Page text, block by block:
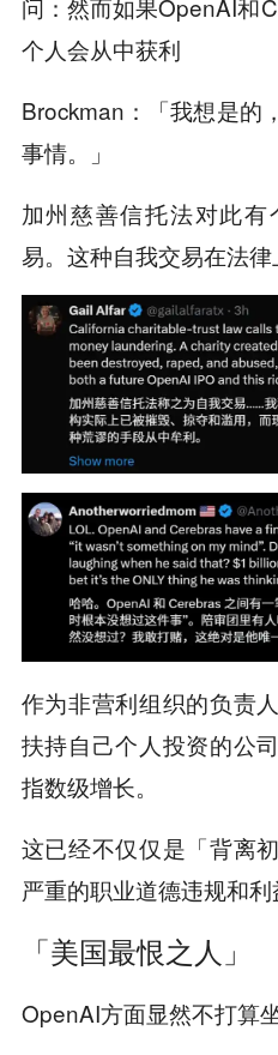
个人会从中获利
Brockman：「我想是的
事情。」
加州慈善信托法对此
易。这种自我交易在法律
作为非营利组织的负责
扶持自己个人投资的公
指数级增长。
这已经不仅仅是「背离
严重的职业道德违规和利
「美国最恨之人」
OpenAI方面显然不打算